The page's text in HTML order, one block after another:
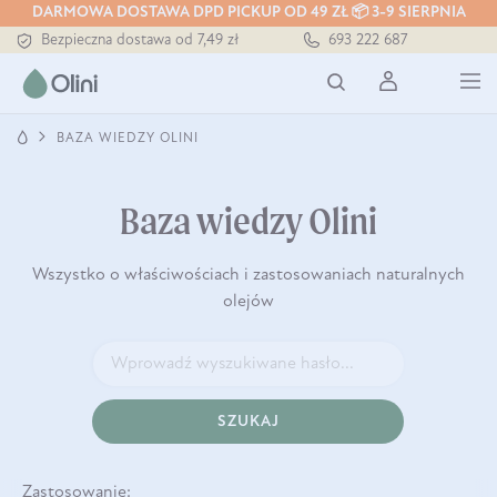
DARMOWA DOSTAWA DPD PICKUP OD 49 ZŁ 📦 3-9 SIERPNIA
Bezpieczna dostawa od 7,49 zł
Darmowa dostawa od 199 zł
Tłoczony zawsze na zimno
693 222 687
BAZA WIEDZY OLINI
Baza wiedzy Olini
Wszystko o właściwościach i zastosowaniach naturalnych
olejów
SZUKAJ
Zastosowanie: